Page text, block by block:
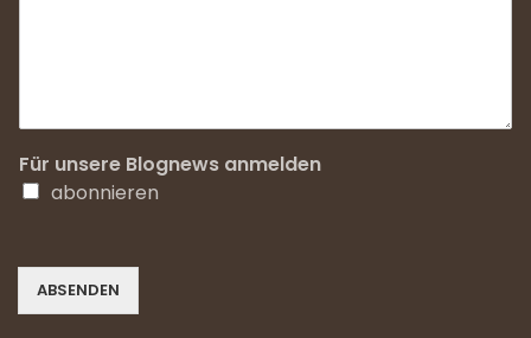
Für unsere Blognews anmelden
abonnieren
ABSENDEN